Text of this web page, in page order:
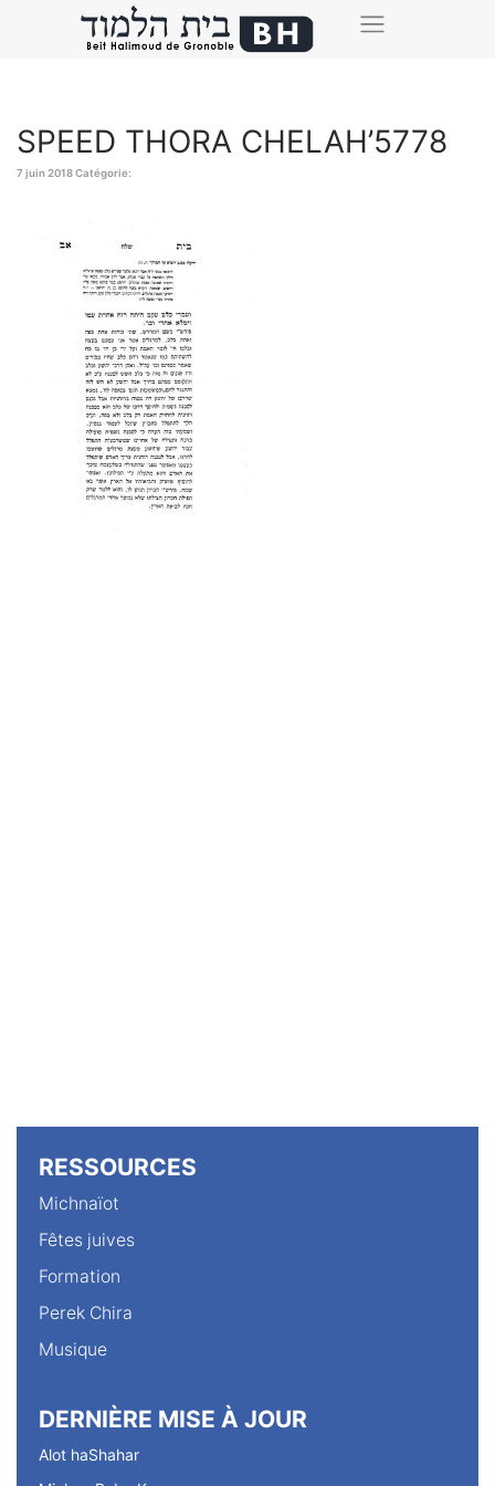
SPEED THORA CHELAH’5778
7 juin 2018Catégorie:
RESSOURCES
Michnaïot
Fêtes juives
Formation
Perek Chira
Musique
DERNIÈRE MISE À JOUR
Alot haShahar